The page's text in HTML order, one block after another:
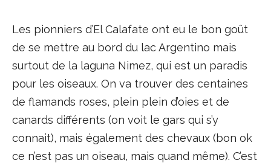
Les pionniers d’El Calafate ont eu le bon goût
de se mettre au bord du lac Argentino mais
surtout de la laguna Nimez, qui est un paradis
pour les oiseaux. On va trouver des centaines
de flamands roses, plein plein d’oies et de
canards différents (on voit le gars qui s’y
connait), mais également des chevaux (bon ok
ce n’est pas un oiseau, mais quand même). C’est